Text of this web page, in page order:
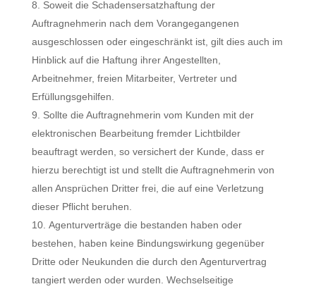
Soweit die Schadensersatzhaftung der
Auftragnehmerin nach dem Vorangegangenen
ausgeschlossen oder eingeschränkt ist, gilt dies auch im
Hinblick auf die Haftung ihrer Angestellten,
Arbeitnehmer, freien Mitarbeiter, Vertreter und
Erfüllungsgehilfen.
Sollte die Auftragnehmerin vom Kunden mit der
elektronischen Bearbeitung fremder Lichtbilder
beauftragt werden, so versichert der Kunde, dass er
hierzu berechtigt ist und stellt die Auftragnehmerin von
allen Ansprüchen Dritter frei, die auf eine Verletzung
dieser Pflicht beruhen.
Agenturverträge die bestanden haben oder
bestehen, haben keine Bindungswirkung gegenüber
Dritte oder Neukunden die durch den Agenturvertrag
tangiert werden oder wurden. Wechselseitige